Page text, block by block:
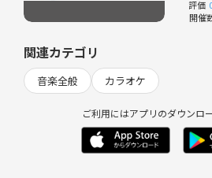
評価
開催
関連カテゴリ
音楽全般 カラオケ
ご利用にはアプリのダウンロ